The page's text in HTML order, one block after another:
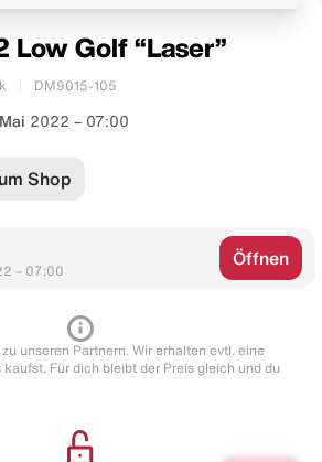
Low Golf “Laser”
DM9015-105
2022 – 07:00
Shop
– 07:00
Öffnen
unseren Partnern. Wir erhalten evtl. eine
Für dich bleibt der Preis gleich und du